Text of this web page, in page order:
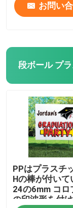
ニュース
事件
段ボール プ
波形のプラス
Waterjet切断
お問い
段ボール プ
PPはプラスチ
Hの棒が付い
24の6mm コロ
の印波形を付